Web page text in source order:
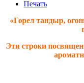
Печать
«Горел тандыр,
Эти строки